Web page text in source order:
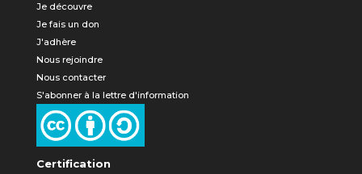
Je découvre
Je fais un don
J'adhère
Nous rejoindre
Nous contacter
S'abonner à la lettre d'information
Certification